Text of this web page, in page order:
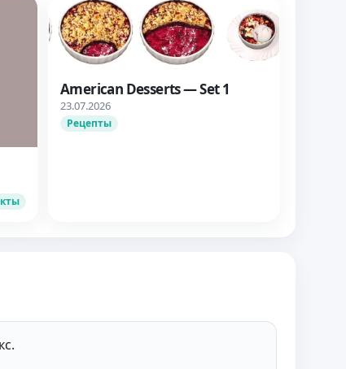
American Desserts — Set 1
23.07.2026
Рецепты